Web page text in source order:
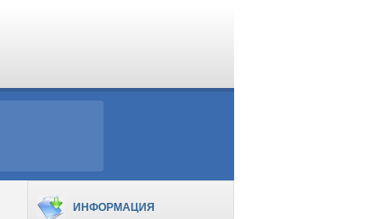
ИНФОРМАЦИЯ